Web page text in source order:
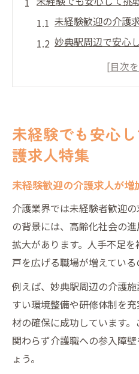
未経験歓迎の介護
妙典駅周辺で安心
初めてでも安心で
体制
妙典駅エリアで見つか
コツ
妙典駅近くの介護
生活に合わせやす
妙典駅エリア介護
ぶには
未経験でも安心
護求人特集
未経験歓迎の介護求人が増
介護業界では未経験者歓迎
の背景には、高齢化社会の
拡大があります。人手不足
戸を広げる職場が増えている
例えば、妙典駅周辺の介護
すい環境整備や研修体制を
材の確保に成功しています
関わらず介護職への参入障
ょう。